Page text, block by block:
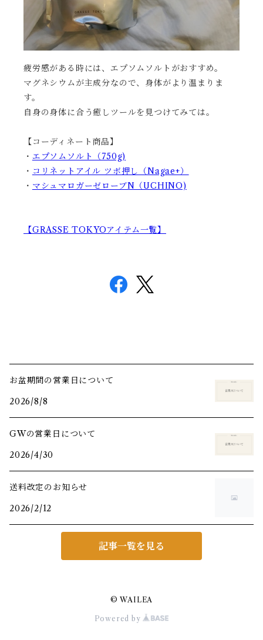
疲労感がある時には、エプソムソルトがおすすめ。
マグネシウムが主成分なので、身体がより温まりま
す。
自身の身体に合う癒しツールを見つけてみては。
【コーディネート商品】
・ エプソムソルト（750g)
・ コリネットアイル ツボ押し（Nagae+）
・ マシュマロガーゼローブN（UCHINO)
【GRASSE TOKYOアイテム一覧】
お盆期間の営業日について
2026/8/8
GWの営業日について
2026/4/30
送料改定のお知らせ
2026/2/12
記事一覧を見る
© WAILEA
Powered by